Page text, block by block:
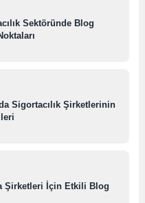
Sektöründe Blog
Sigortacılık Şirketlerinin
Şirketleri İçin Etkili Blog